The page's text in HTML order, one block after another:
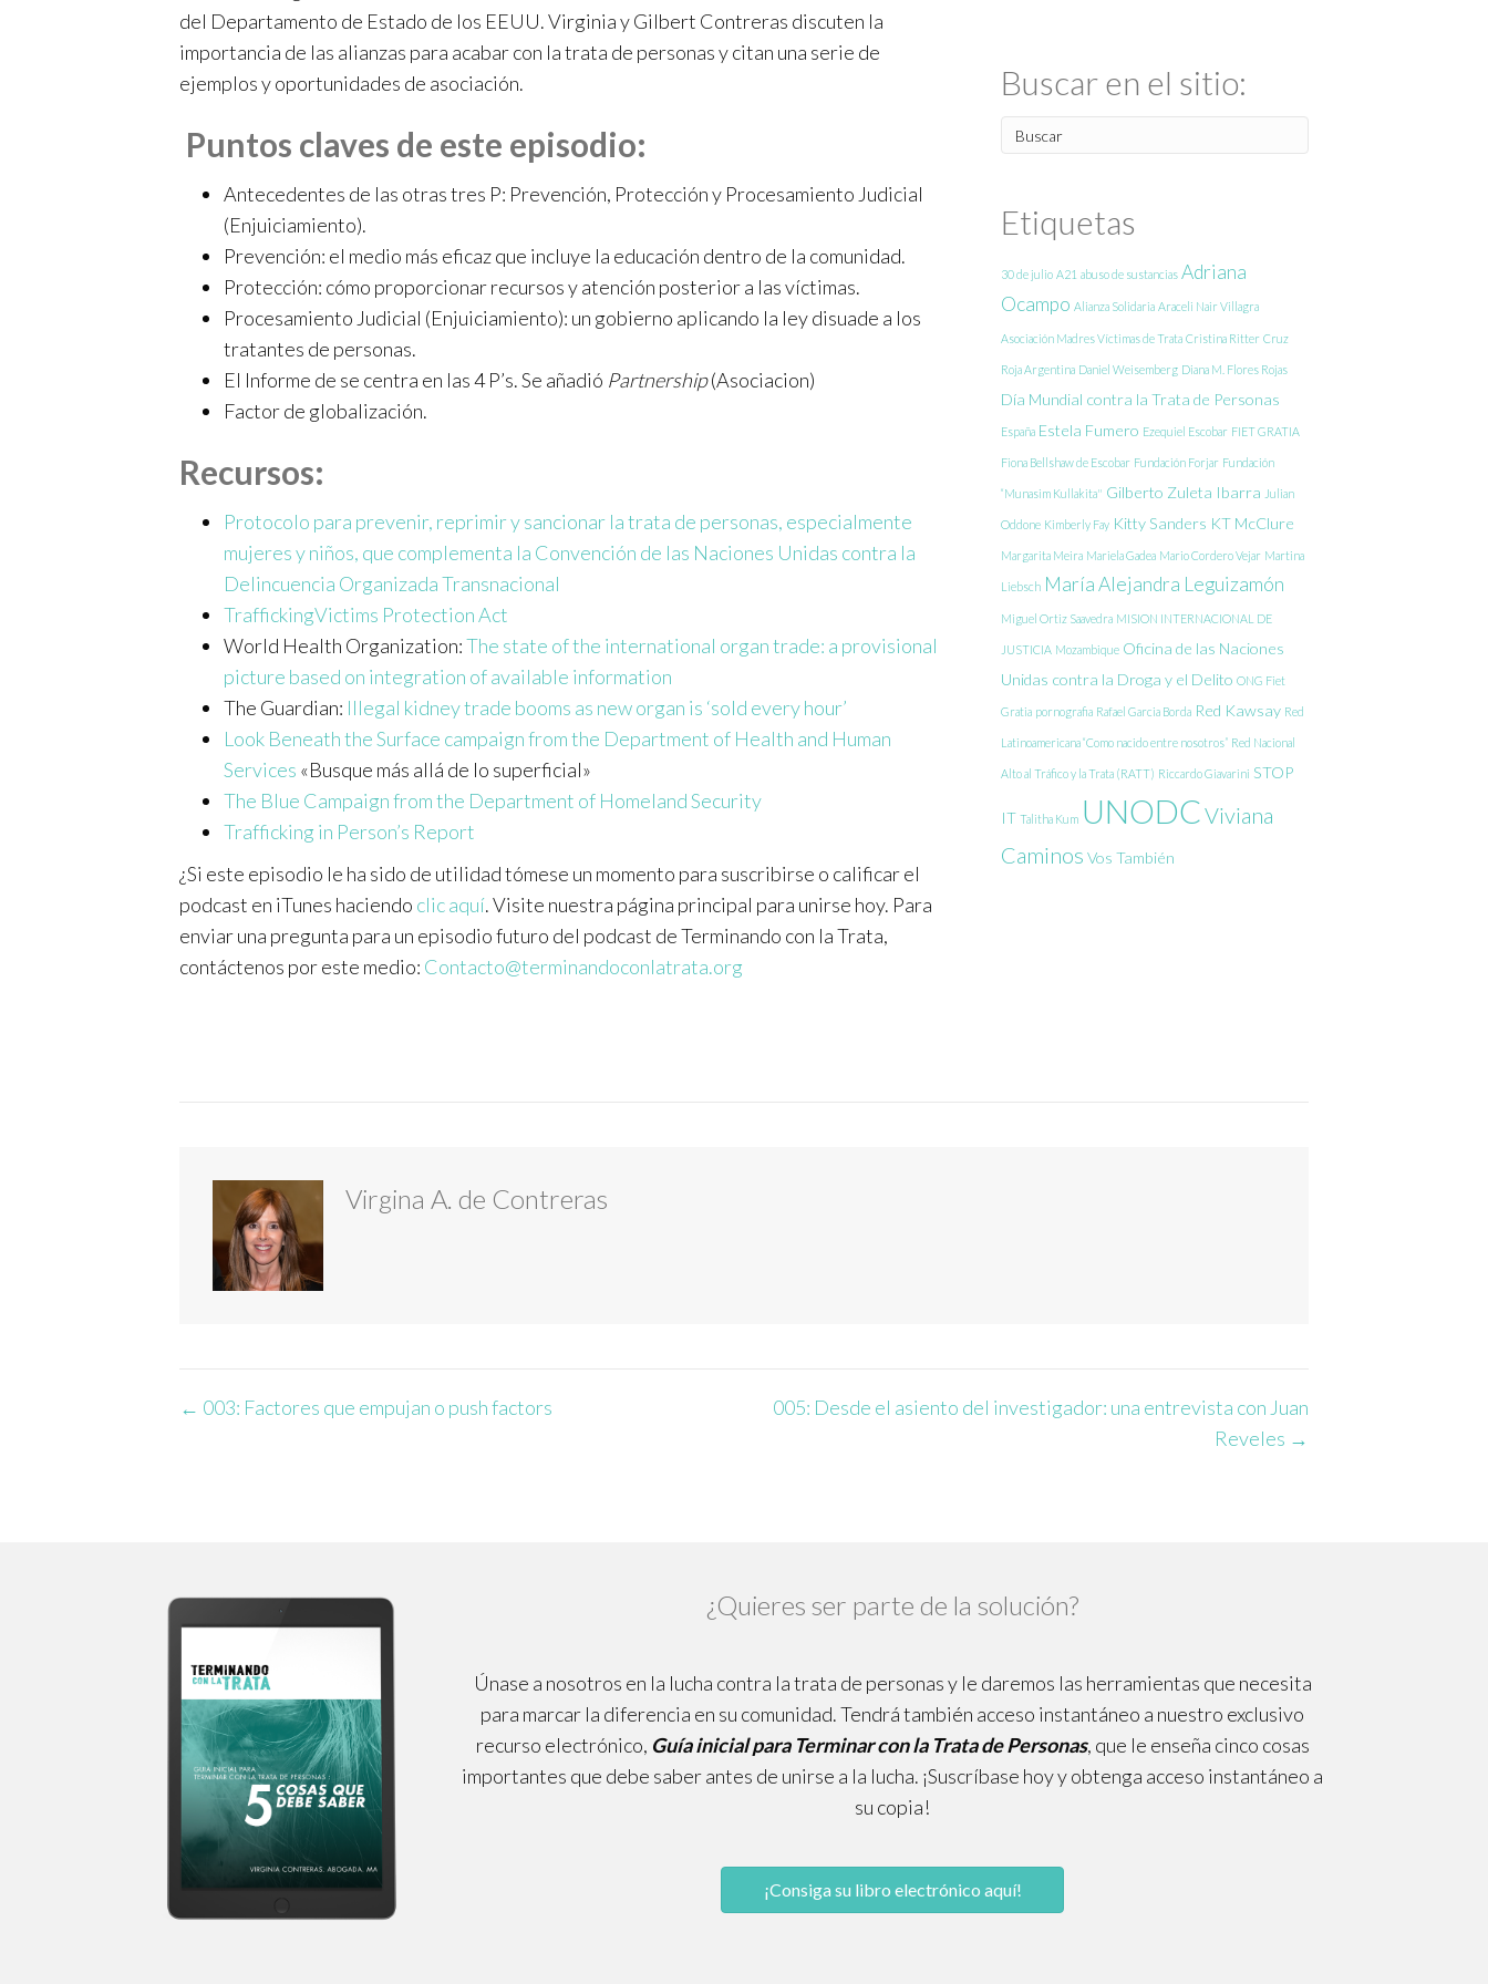
el
del Departamento de Estado de los EEUU. Virginia y Gilbert Contreras discuten la
importancia de las alianzas para acabar con la trata de personas y citan una serie de
ejemplos y oportunidades de asociación.
Puntos claves de este episodio:
Antecedentes de las otras tres P: Prevención, Protección y Procesamiento Judicial
(Enjuiciamiento).
Prevención: el medio más eficaz que incluye la educación dentro de la comunidad.
Protección: cómo proporcionar recursos y atención posterior a las víctimas.
Procesamiento Judicial (Enjuiciamiento): un gobierno aplicando la ley disuade a los
tratantes de personas.
El Informe de se centra en las 4 P’s. Se añadió Partnership(Asociacion)
Factor de globalización.
Recursos:
Protocolo para prevenir, reprimir y sancionar la trata de personas, especialmente
mujeres y niños, que complementa la Convención de las Naciones Unidas contra la
Delincuencia Organizada Transnacional
TraffickingVictims Protection Act
World Health Organization:The state of the international organ trade: a provisional
picture based on integration of available information
The Guardian: Illegal kidney trade booms as new organ is ‘sold every hour’
Look Beneath the Surface campaign from the Department of Health and Human
Services «Busque más allá de lo superficial»
The Blue Campaign from the Department of Homeland Security
Trafficking in Person’s Report
¿Si este episodio le ha sido de utilidad tómese un momento para suscribirse o calificar el
podcast en iTunes haciendo clic aquí. Visite nuestra página principal para unirse hoy. Para
enviar una pregunta para un episodio futuro del podcast de Terminando con la Trata,
contáctenos por este medio: Contacto@terminandoconlatrata.org
Buscar en el sitio:
Etiquetas
30 de julio A21 abuso de sustancias Adriana
Ocampo Alianza Solidaria Araceli Nair Villagra
Asociación Madres Víctimas de Trata Cristina Ritter Cruz
Roja Argentina Daniel Weisemberg Diana M. Flores Rojas
Día Mundial contra la Trata de Personas
España Estela Fumero Ezequiel Escobar FIET GRATIA
Fiona Bellshaw de Escobar Fundación Forjar Fundación
“Munasim Kullakita" Gilberto Zuleta Ibarra Julian
Oddone Kimberly Fay Kitty Sanders KT McClure
Margarita Meira Mariela Gadea Mario Cordero Vejar Martina
Liebsch María Alejandra Leguizamón
Miguel Ortiz Saavedra MISION INTERNACIONAL DE
JUSTICIA Mozambique Oficina de las Naciones
Unidas contra la Droga y el Delito ONG Fiet
Gratia pornografia Rafael Garcia Borda Red Kawsay Red
Latinoamericana “Como nacido entre nosotros” Red Nacional
Alto al Tráfico y la Trata (RATT) Riccardo Giavarini STOP
IT Talitha Kum UNODCViviana
Caminos Vos También
Virgina A. de Contreras
Navegación
← 003: Factores que empujan o push factors
005: Desde el asiento del investigador: una entrevista con Juan
Reveles →
¿Quieres ser parte de la solución?
Únase a nosotros en la lucha contra la trata de personas y le daremos las herramientas que necesita
para marcar la diferencia en su comunidad. Tendrá también acceso instantáneo a nuestro exclusivo
recurso electrónico, Guía inicial para Terminar con la Trata de Personas, que le enseña cinco cosas
importantes que debe saber antes de unirse a la lucha. ¡Suscríbase hoy y obtenga acceso instantáneo a
su copia!
¡Consiga su libro electrónico aquí!